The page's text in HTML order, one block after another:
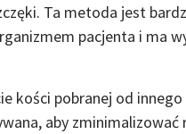
Ta metoda jest
pacjenta i ma
kości pobranej od innego
aby zminimalizować